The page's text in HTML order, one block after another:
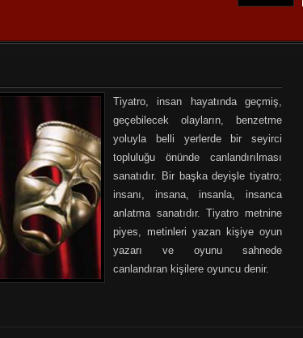
Tiyatro, insan hayatında geçmiş,
geçebilecek olayların, benzetme
yoluyla belli yerlerde bir seyirci
topluluğu önünde canlandırılması
sanatıdır. Bir başka deyişle tiyatro;
insanı, insana, insanla, insanca
anlatma sanatıdır. Tiyatro metnine
piyes, metinleri yazan kişiye oyun
yazarı ve oyunu sahnede
canlandıran kişilere oyuncu denir.